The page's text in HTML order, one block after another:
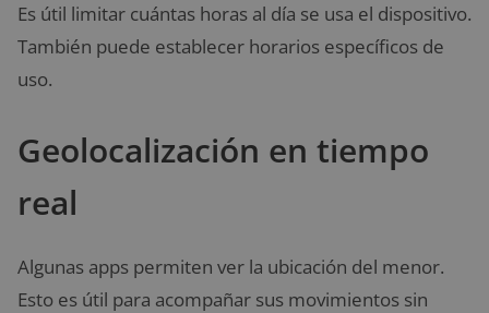
Es útil limitar cuántas horas al día se usa el dispositivo.
También puede establecer horarios específicos de
uso.
Geolocalización en tiempo
real
Algunas apps permiten ver la ubicación del menor.
Esto es útil para acompañar sus movimientos sin